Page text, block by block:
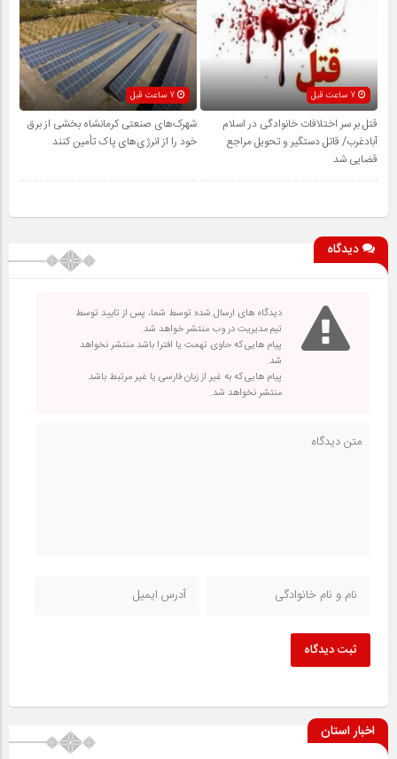
7 ساعت قبل
قتل بر سر اختلافات خانوادگی در اسلام
آبادغرب/ قاتل دستگیر و تحویل مراجع
قضایی شد
شهرک‌های صنعتی کرمانشاه بخشی از برق
خود را از انرژی‌های پاک تأمین کنند
دیدگاه
دیدگاه های ارسال شده توسط شما، پس از تایید توسط
تیم مدیریت در وب منتشر خواهد شد.
پیام هایی که حاوی تهمت یا افترا باشد منتشر نخواهد
شد.
پیام هایی که به غیر از زبان فارسی یا غیر مرتبط باشد
منتشر نخواهد شد.
ثبت دیدگاه
اخبار استان